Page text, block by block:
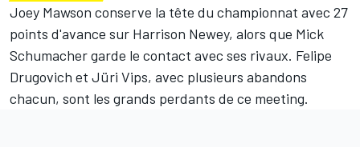
Joey Mawson conserve la tête du championnat avec 27
points d'avance sur Harrison Newey, alors que Mick
Schumacher garde le contact avec ses rivaux. Felipe
Drugovich et Jüri Vips, avec plusieurs abandons
chacun, sont les grands perdants de ce meeting.